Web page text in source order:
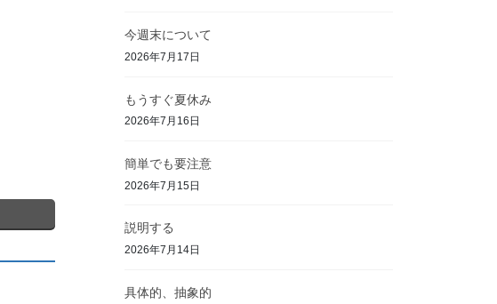
今週末について
2026年7月17日
もうすぐ夏休み
2026年7月16日
簡単でも要注意
2026年7月15日
説明する
2026年7月14日
具体的、抽象的